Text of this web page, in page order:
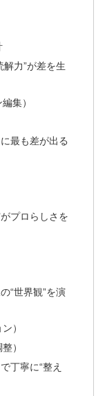
力”が差を生
集）
最も差が出る
プロらしさを
“世界観”を演
）
）
丁寧に“整え